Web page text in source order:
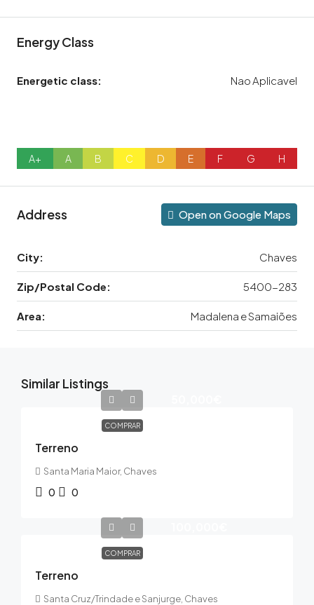
Energy Class
Energetic class: Nao Aplicavel
A+ A B C D E F G H
Address Open on Google Maps
City: Chaves
Zip/Postal Code: 5400-283
Area: Madalena e Samaiões
Similar Listings
COMPRAR
Terreno
Santa Maria Maior, Chaves
0 0
COMPRAR
Terreno
Santa Cruz/Trindade e Sanjurge, Chaves